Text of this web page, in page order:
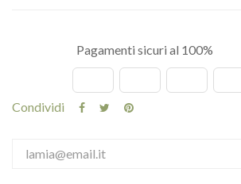
Pagamenti sicuri al 100%
Condividi